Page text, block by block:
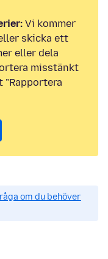
Vi kommer
skicka ett
eller dela
misstänkt
om du behöver